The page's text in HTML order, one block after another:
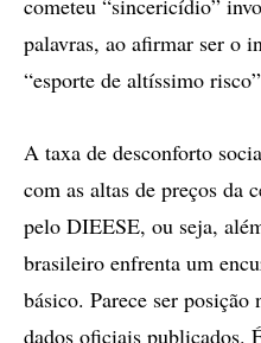
cometeu “sincericídio”
palavras, ao afirmar ser o
“esporte de altíssimo
A taxa de desconforto
com as altas de preços da
pelo DIEESE, ou seja,
brasileiro enfrenta um
básico. Parece ser
dados oficiais publicados.